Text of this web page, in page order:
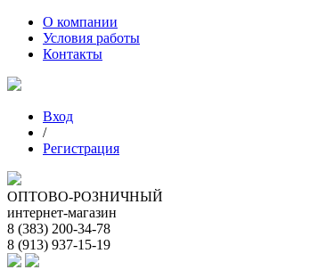
О компании
Условия работы
Контакты
Вход
/
Регистрация
ОПТОВО-РОЗНИЧНЫЙ
интернет-магазин
8 (383) 200-34-78
8 (913) 937-15-19